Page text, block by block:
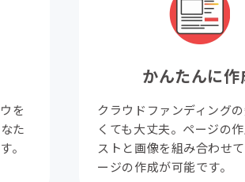
を
た
。
かんたんに作
クラウドファンディング
くても大丈夫。ページの
ストと画像を組み合わせ
ージの作成が可能です。